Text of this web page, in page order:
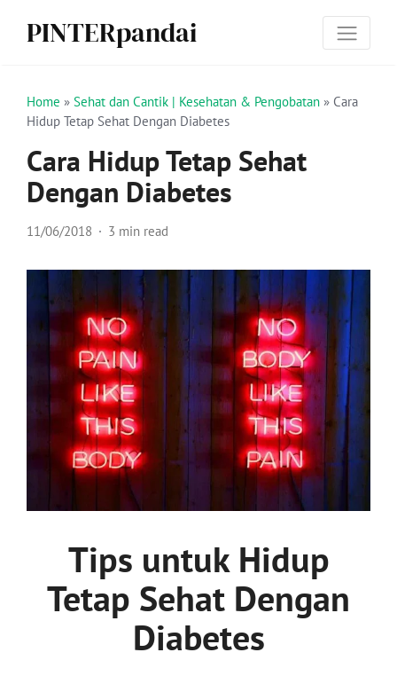
PINTERpandai
Home » Sehat dan Cantik | Kesehatan & Pengobatan » Cara
Hidup Tetap Sehat Dengan Diabetes
Cara Hidup Tetap Sehat
Dengan Diabetes
11/06/2018 3 min read
Tips untuk Hidup
Tetap Sehat Dengan
Diabetes